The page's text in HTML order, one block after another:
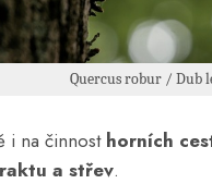
Quercus robur / Dub
i na činnost horních
a střev.